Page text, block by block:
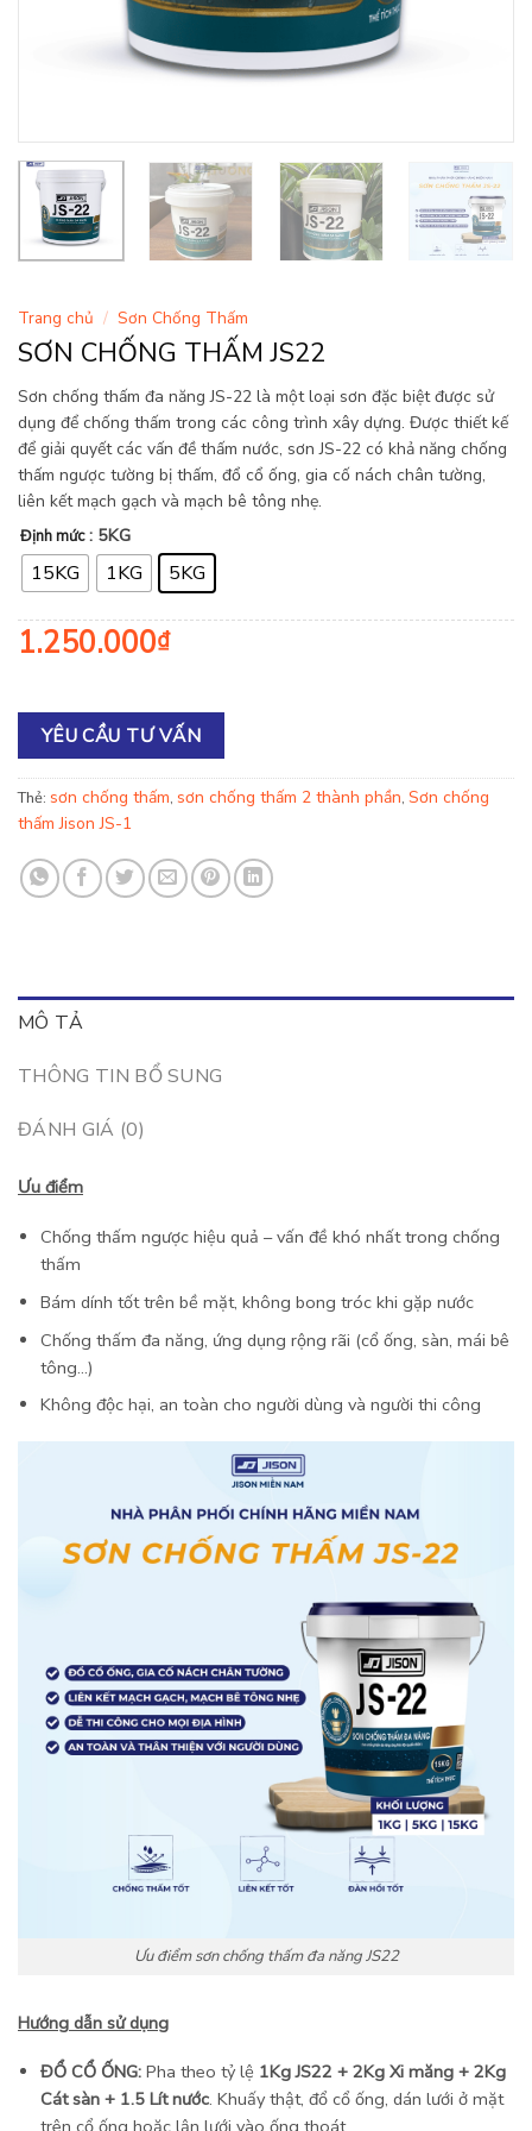
Trang chủ / Sơn Chống Thấm
SƠN CHỐNG THẤM JS22
Sơn chống thấm đa năng JS-22 là một loại sơn đặc biệt được sử
dụng để chống thấm trong các công trình xây dựng. Được thiết kế
để giải quyết các vấn đề thấm nước, sơn JS-22 có khả năng chống
thấm ngược tường bị thấm, đổ cổ ống, gia cố nách chân tường,
liên kết mạch gạch và mạch bê tông nhẹ.
Định mức : 5KG
15KG 1KG 5KG
1.250.000₫
YÊU CẦU TƯ VẤN
Thẻ: sơn chống thấm, sơn chống thấm 2 thành phần, Sơn chống
thấm Jison JS-1
MÔ TẢ
THÔNG TIN BỔ SUNG
ĐÁNH GIÁ (0)
Ưu điểm
Chống thấm ngược hiệu quả – vấn đề khó nhất trong chống
thấm
Bám dính tốt trên bề mặt, không bong tróc khi gặp nước
Chống thấm đa năng, ứng dụng rộng rãi (cổ ống, sàn, mái bê
tông…)
Không độc hại, an toàn cho người dùng và người thi công
Ưu điểm sơn chống thấm đa năng JS22
Hướng dẫn sử dụng
ĐỔ CỔ ỐNG:Pha theo tỷ lệ 1Kg JS22 + 2Kg Xi măng + 2Kg
Cát sàn + 1.5 Lít nước. Khuấy thật, đổ cổ ống, dán lưới ở mặt